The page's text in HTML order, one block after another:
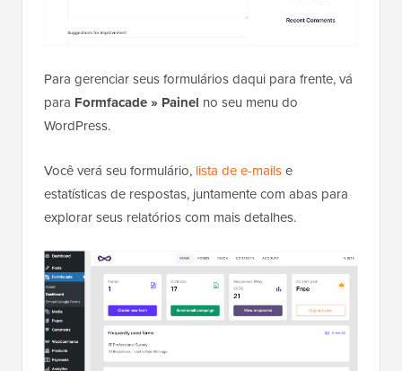
Para gerenciar seus formulários daqui para frente, vá
para Formfacade » Painel no seu menu do
WordPress.
Você verá seu formulário, lista de e-mailse
estatísticas de respostas, juntamente com abas para
explorar seus relatórios com mais detalhes.